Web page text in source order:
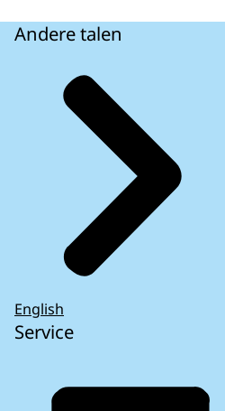
Cranendonck
Culemborg
Dalfsen
Dantumadiel
Deurne
Andere talen
English
Service